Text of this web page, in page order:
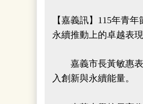
【嘉義訊】115年青
永續推動上的卓越表
嘉義市長黃敏惠表
入創新與永續能量。